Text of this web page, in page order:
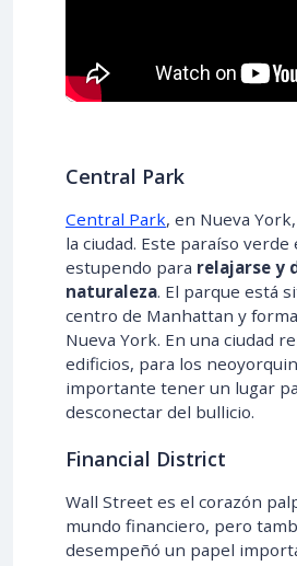
Central Park
Central Park, en Nueva
la ciudad. Este paraíso verde
estupendo para relajarse y
naturaleza. El parque está
centro de Manhattan y
Nueva York. En una ciudad
edificios, para los
importante tener un lugar
desconectar del bullicio.
Financial District
Wall Street es el corazón
mundo financiero, pero
desempeñó un papel